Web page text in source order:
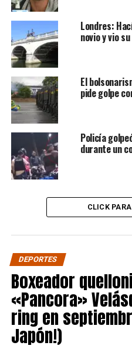
Londres:
novio y vio
El
pide golpe
Policía
durante un
CLICK
DEPORTES
Boxeador
«Pancora»
ring en
Japón!)